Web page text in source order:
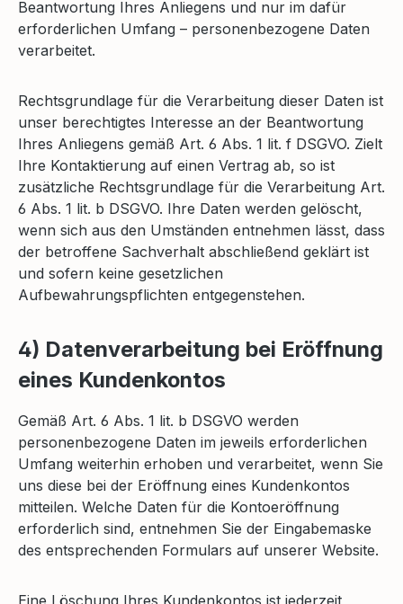
Beantwortung Ihres Anliegens und nur im dafür
erforderlichen Umfang – personenbezogene Daten
verarbeitet.
Rechtsgrundlage für die Verarbeitung dieser Daten ist
unser berechtigtes Interesse an der Beantwortung
Ihres Anliegens gemäß Art. 6 Abs. 1 lit. f DSGVO. Zielt
Ihre Kontaktierung auf einen Vertrag ab, so ist
zusätzliche Rechtsgrundlage für die Verarbeitung Art.
6 Abs. 1 lit. b DSGVO. Ihre Daten werden gelöscht,
wenn sich aus den Umständen entnehmen lässt, dass
der betroffene Sachverhalt abschließend geklärt ist
und sofern keine gesetzlichen
Aufbewahrungspflichten entgegenstehen.
4) Datenverarbeitung bei Eröffnung
eines Kundenkontos
Gemäß Art. 6 Abs. 1 lit. b DSGVO werden
personenbezogene Daten im jeweils erforderlichen
Umfang weiterhin erhoben und verarbeitet, wenn Sie
uns diese bei der Eröffnung eines Kundenkontos
mitteilen. Welche Daten für die Kontoeröffnung
erforderlich sind, entnehmen Sie der Eingabemaske
des entsprechenden Formulars auf unserer Website.
Eine Löschung Ihres Kundenkontos ist jederzeit